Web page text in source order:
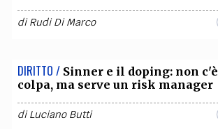
diRudi Di Marco
DIRITTO / Sinner e il doping: non c'è
colpa, ma serve un risk manager
diLuciano Butti